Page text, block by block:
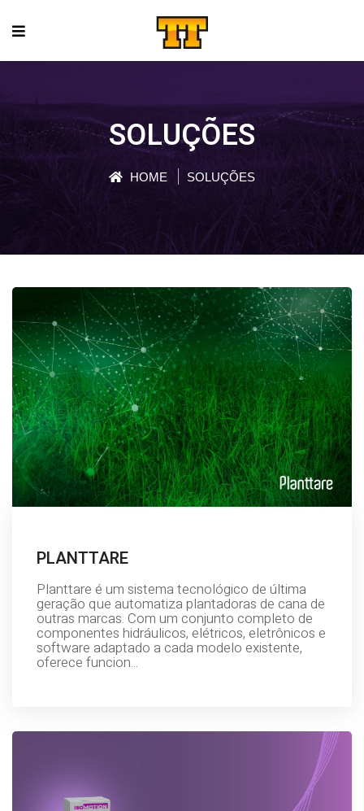
SOLUÇÕES
HOME SOLUÇÕES
PLANTTARE
Planttare é um sistema tecnológico de última
geração que automatiza plantadoras de cana de
outras marcas. Com um conjunto completo de
componentes hidráulicos, elétricos, eletrônicos e
software adaptado a cada modelo existente,
oferece funcion...